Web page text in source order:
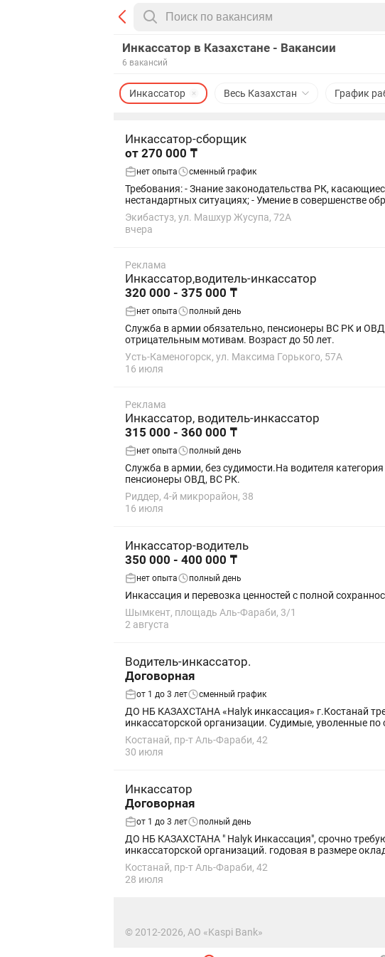
Инкассатор в Казахстане - Вакансии
6 вакансий
Весь Казахстан
Инкассатор График
Инкассатор-сборщик
от 270 000 ₸
нет опыта сменный график
Требования: - Знание законодательства РК,
нестандартных ситуациях; - Умение в совершенстве
Экибастуз, ул. Машхур Жусупа, 72А
вчера
Реклама
Инкассатор,водитель-инкассатор
320 000 - 375 000 ₸
нет опыта полный день
Служба в армии обязательно, пенсионеры ВС РК и
отрицательным мотивам. Возраст до 50 лет.
Усть-Каменогорск, ул. Максима Горького, 57А
16 июля
Реклама
Инкассатор, водитель-инкассатор
315 000 - 360 000 ₸
нет опыта полный день
Служба в армии, без судимости.На водителя категория В,С1,стаж работы
пенсионеры ОВД, ВС РК.
Риддер, 4-й микрорайон, 38
16 июля
Инкассатор-водитель
350 000 - 400 000 ₸
нет опыта полный день
Инкассация и перевозка ценностей с полной
Шымкент, площадь Аль-Фараби, 3/1
2 августа
Водитель-инкассатор.
Договорная
от 1 до 3 лет сменный график
ДО НБ КАЗАХСТАНА «Halyk инкассация» г.Костанай
инкассаторской организации. Судимые,
Костанай, пр-т Аль-Фараби, 42
30 июля
Инкассатор
Договорная
от 1 до 3 лет полный день
ДО НБ КАЗАХСТАНА " Halyk Инкассация", срочно
инкассаторской организаций. годовая в размере
Костанай, пр-т Аль-Фараби, 42
28 июля
© 2012-2026, АО «Kaspi Bank»